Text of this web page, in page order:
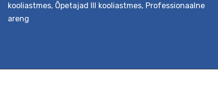
kooliastmes, Õpetajad III kooliastmes, Professionaalne
areng